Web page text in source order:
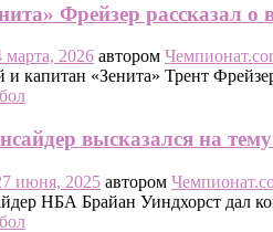
Фрейзер рассказал
марта, 2026 автором
капитан «Зенита» Трент
высказался на
июня, 2025 автором
НБА Брайан Уиндхорст дал